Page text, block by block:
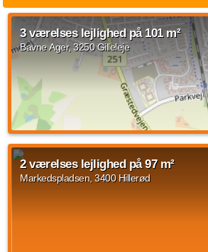
3 værelses lejlighed på 101 m²
Bavne Ager, 3250 Gilleleje
3 værelses lejlighed beliggende Bavne
kvadratmeter med indflytning den 1.
månedlige husleje udgør 14.995...
Kilde: Vinding Gruppen
2 værelses lejlighed på 97 m²
Markedspladsen, 3400 Hillerød